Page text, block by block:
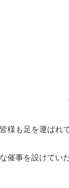
様も足を運ばれ
催事を設けてい